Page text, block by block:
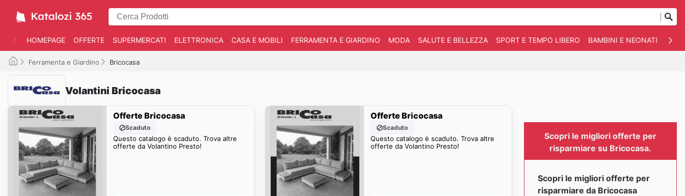
HOMEPAGE OFFERTE SUPERMERCATI ELETTRONICA CASA E MOBILI FERRAMENTA E GIARDINO MODA SALUTE E BELLEZZA SPORT E TEMPO LIBERO BAMBINI E NEONATI
Ferramenta e Giardino Bricocasa
Volantini Bricocasa
Offerte Bricocasa
Scaduto
Questo catalogo è scaduto. Trova altre
offerte da Volantino Presto!
Offerte Bricocasa
Scaduto
Questo catalogo è scaduto. Trova altre
offerte da Volantino Presto!
Scopri le migliori offerte per
risparmiare su Bricocasa.
Scopri le migliori offerte per
risparmiare da Bricocasa